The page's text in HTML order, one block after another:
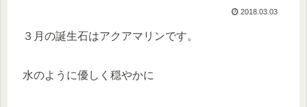
2018.03.03
３月の誕生石はアクアマリンです。
水のように優しく穏やかに